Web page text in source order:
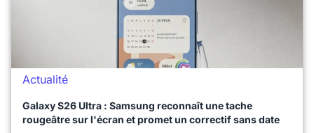
Actualité
Galaxy S26 Ultra : Samsung reconnaît une tache
rougeâtre sur l'écran et promet un correctif sans date